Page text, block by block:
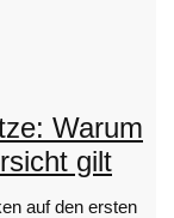
Warum
gilt
auf den ersten